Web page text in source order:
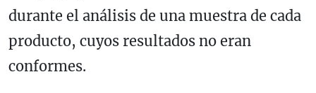
durante el análisis de una muestra de cada
producto, cuyos resultados no eran
conformes.